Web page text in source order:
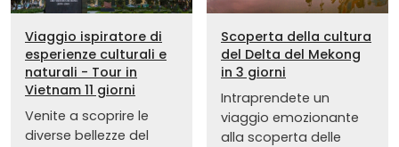
Viaggio ispiratore di
esperienze culturali e
naturali - Tour in
Vietnam 11 giorni
Venite a scoprire le
diverse bellezze del
Scoperta della cultura
del Delta del Mekong
in 3 giorni
Intraprendete un
viaggio emozionante
alla scoperta delle